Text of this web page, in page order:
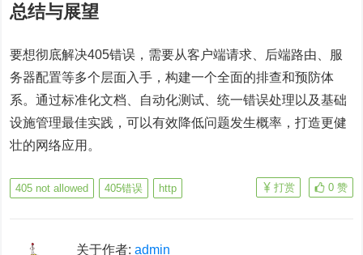
总结与展望
要想彻底解决405错误，需要从客户端请求、后端路由、服
务器配置等多个层面入手，构建一个全面的排查和预防体
系。通过标准化文档、自动化测试、统一错误处理以及基础
设施管理最佳实践，可以有效降低问题发生概率，打造更健
壮的网络应用。
405 not allowed 405错误 http 0 赞
打赏
关于作者:admin